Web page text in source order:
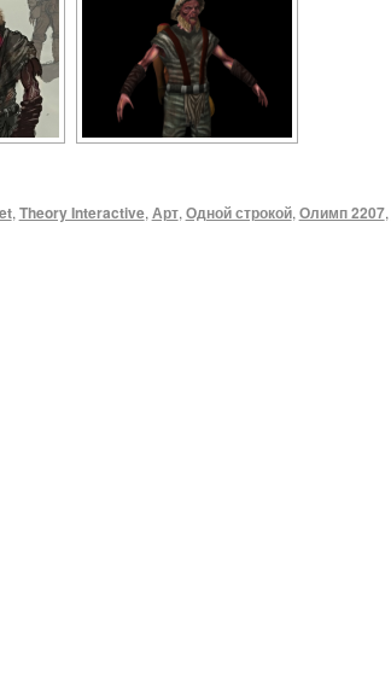
, Theory Interactive, Арт, Одной строкой, Олимп 2207,